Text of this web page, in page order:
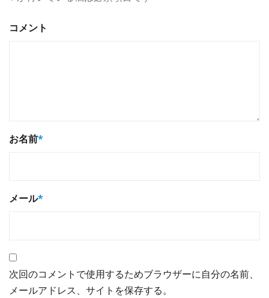
コメント
お名前*
メール*
次回のコメントで使用するためブラウザーに自分の名前、
メールアドレス、サイトを保存する。